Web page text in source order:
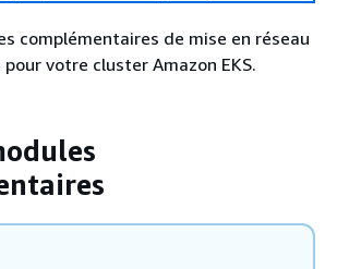
complémentaires de mise en réseau
votre cluster Amazon EKS.